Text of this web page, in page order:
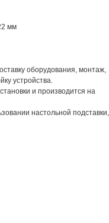
мм
оборудования, монтаж,
устройства.
и производится на
настольной подставки,